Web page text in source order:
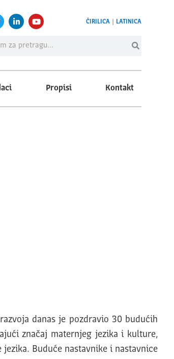
ĆIRILICA LATINICA
Propisi Kontakt
danas je pozdravio 30 budućih
značaj maternjeg jezika i kulture,
Buduće nastavnike i nastavnice